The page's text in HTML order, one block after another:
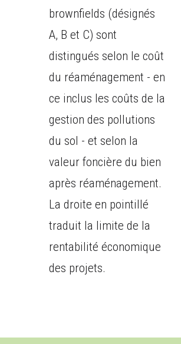
brownfields (désignés
A, B et C) sont
distingués selon le coût
du réaménagement - en
ce inclus les coûts de la
gestion des pollutions
du sol - et selon la
valeur foncière du bien
après réaménagement.
La droite en pointillé
traduit la limite de la
rentabilité économique
des projets.